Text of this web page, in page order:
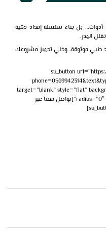
بل بناء سلسلة إمداد ذكية
الهدر.
طبيموثوقة، وخلي تجهيز مشروعك
[su_button
target=”blank” style=”flat”
radius=”0″ icon=”icon: whatsapp” bold=”yes”]تواصل معنا عبر